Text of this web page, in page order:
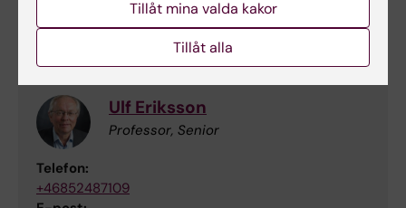
jiri.bartek.1@ki.se
Ulf Eriksson
Professor, Senior
Telefon:
+46852487109
Tillåt mina valda kakor
Tillåt alla